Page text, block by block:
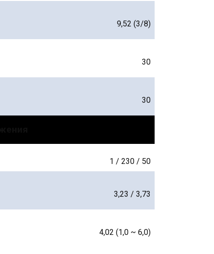
9,52 (3/8)
30
30
1 / 230 / 50
3,23 / 3,73
4,02 (1,0 ~ 6,0)